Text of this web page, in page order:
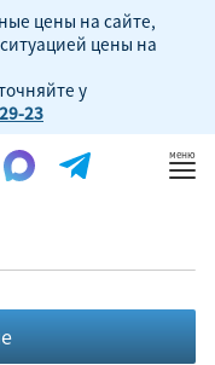
цены на сайте,
цены на
у
23